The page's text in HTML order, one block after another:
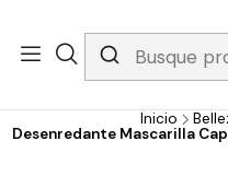
Whatsapp 3229079958/ Fijo
gratis apartir de 199.000!
Inicio
Desenredante Mascarilla